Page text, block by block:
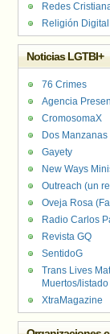
Redes
Religión Digital
Noticias LGTBI+
76 Crimes
Agencia
CromosomaX
Dos Manzanas
Gayety
New Ways
Outreach (un
Oveja Rosa
Radio Carlos
Revista GQ
SentidoG
Trans Lives
Muertos/
XtraMagazine